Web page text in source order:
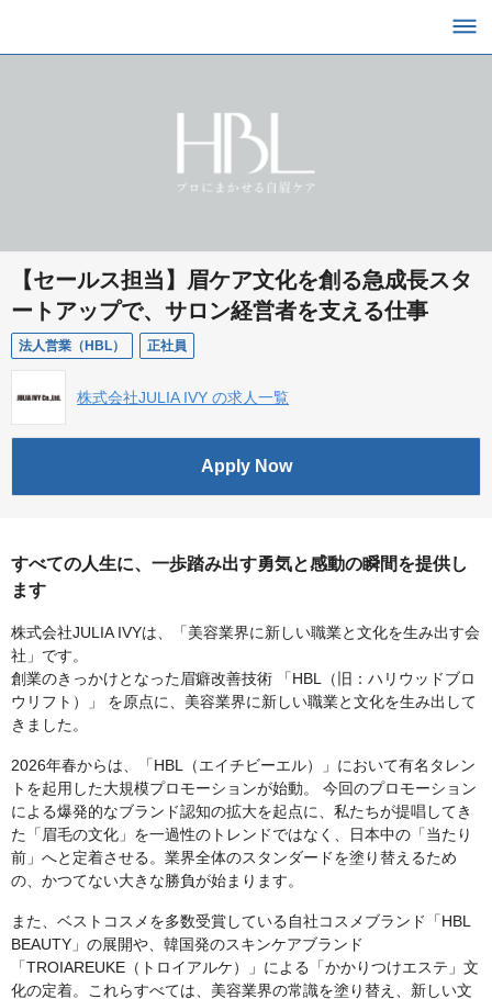
【セールス担当】眉ケア文化を創る急成長スタ
ートアップで、サロン経営者を支える仕事
法人営業（HBL） 正社員
株式会社JULIA IVY の求人一覧
Apply Now
すべての人生に、一歩踏み出す勇気と感動の瞬間を提供し
ます
株式会社JULIA IVYは、「美容業界に新しい職業と文化を生み出す会
社」です。
創業のきっかけとなった眉癖改善技術 「HBL（旧：ハリウッドブロ
ウリフト）」 を原点に、美容業界に新しい職業と文化を生み出して
きました。
2026年春からは、「HBL（エイチビーエル）」において有名タレン
トを起用した大規模プロモーションが始動。 今回のプロモーション
による爆発的なブランド認知の拡大を起点に、私たちが提唱してき
た「眉毛の文化」を一過性のトレンドではなく、日本中の「当たり
前」へと定着させる。業界全体のスタンダードを塗り替えるため
の、かつてない大きな勝負が始まります。
また、ベストコスメを多数受賞している自社コスメブランド「HBL
BEAUTY」の展開や、韓国発のスキンケアブランド
「TROIAREUKE（トロイアルケ）」による「かかりつけエステ」文
化の定着。これらすべては、美容業界の常識を塗り替え、新しい文